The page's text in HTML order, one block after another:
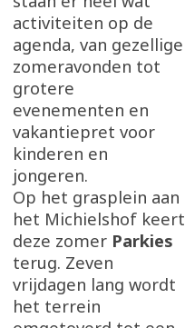
activiteiten op de
agenda, van gezellige
zomeravonden tot
grotere
evenementen en
vakantiepret voor
kinderen en
jongeren.
Op het grasplein aan
het Michielshof keert
deze zomer Parkies
terug. Zeven
vrijdagen lang wordt
het terrein